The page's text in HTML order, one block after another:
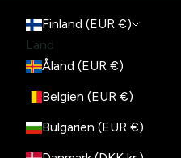
Finland (EUR €)
Land
Åland (EUR €)
Belgien (EUR €)
Bulgarien (EUR €)